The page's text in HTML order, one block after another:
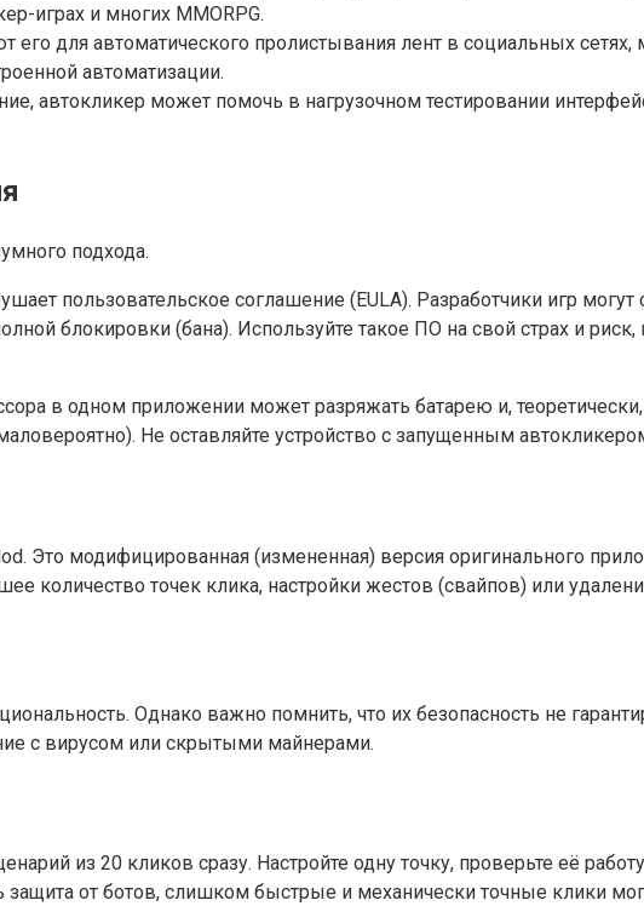
играх и многих MMORPG.
его для автоматического пролистывания лент в социальных
автоматизации.
автокликер может помочь в нагрузочном тестировании
подхода.
пользовательское соглашение (EULA). Разработчики игр
блокировки (бана). Используйте такое ПО на свой страх и
в одном приложении может разряжать батарею и,
Не оставляйте устройство с запущенным
Это модифицированная (измененная) версия оригинального
количество точек клика, настройки жестов (свайпов) или
Однако важно помнить, что их безопасность не
с вирусом или скрытыми майнерами.
из 20 кликов сразу. Настройте одну точку, проверьте её
защита от ботов, слишком быстрые и механически точные клики